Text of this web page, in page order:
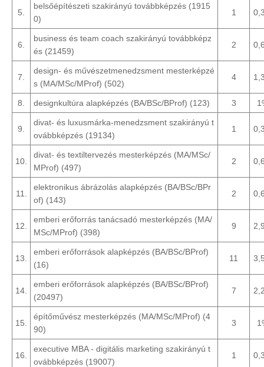
5.
belsőépítészeti szakirányú továbbképzés (1915
0)
1
6.
business és team coach szakirányú továbbképz
és (21459)
2
7.
design- és művészetmenedzsment mesterképzé
s (MA/MSc/MProf) (502)
4
8. designkultúra alapképzés (BA/BSc/BProf) (123) 3
9.
divat- és luxusmárka-menedzsment szakirányú t
ovábbképzés (19134)
1
10.
divat- és textiltervezés mesterképzés (MA/MSc/
MProf) (497)
2
11.
elektronikus ábrázolás alapképzés (BA/BSc/BPr
of) (143)
2
12.
emberi erőforrás tanácsadó mesterképzés (MA/
MSc/MProf) (398)
9
13.
emberi erőforrások alapképzés (BA/BSc/BProf)
(16)
11
14.
emberi erőforrások alapképzés (BA/BSc/BProf)
(20497)
7
15.
építőművész mesterképzés (MA/MSc/MProf) (4
90)
3
16.
executive MBA - digitális marketing szakirányú t
ovábbképzés (19007)
1